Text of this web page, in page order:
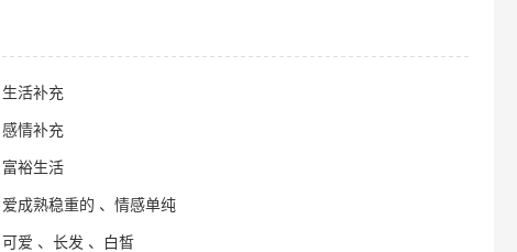
生活补充
感情补充
富裕生活
爱成熟稳重的 、情感单纯
可爱 、长发 、白皙